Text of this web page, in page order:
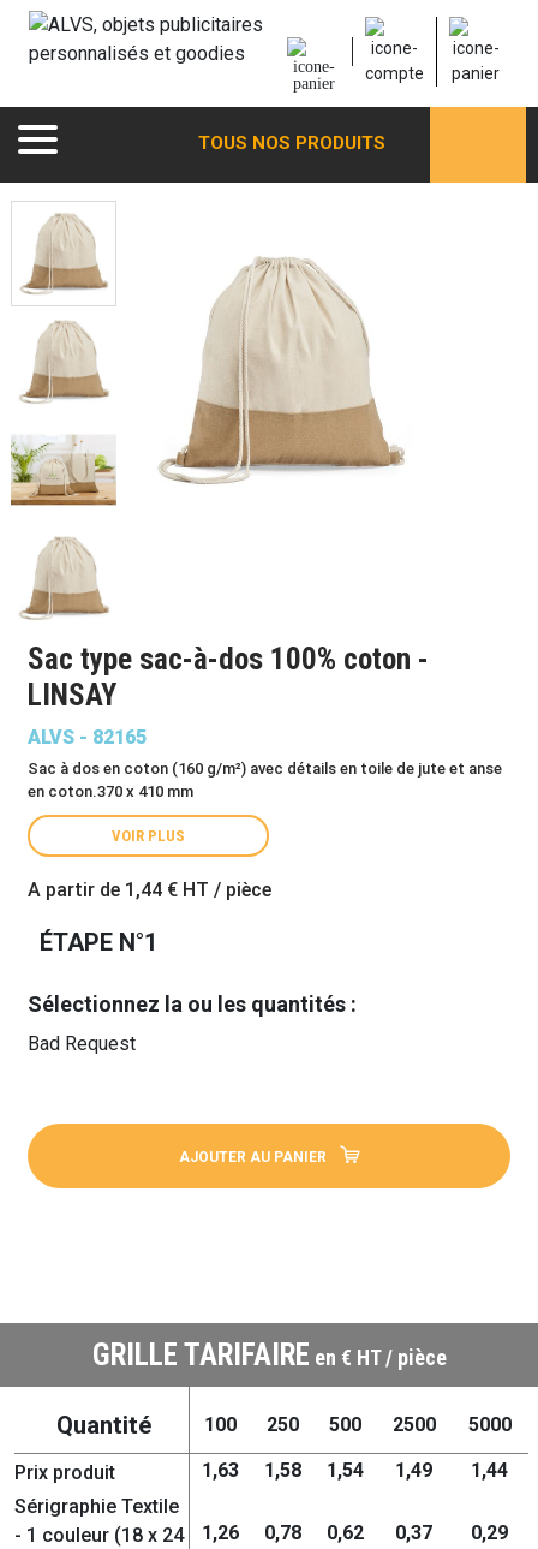
TOUS NOS PRODUITS
Sac type sac-à-dos 100% coton -
LINSAY
ALVS - 82165
Sac à dos en coton (160 g/m²) avec détails en toile de jute et anse
en coton.370 x 410 mm
VOIR PLUS
A partir de 1,44 € HT / pièce
ÉTAPE N°1
Sélectionnez la ou les quantités :
Bad Request
AJOUTER AU PANIER
GRILLE TARIFAIRE en € HT / pièce
Quantité 100 250 500 2500 5000
Prix produit 1,63 1,58 1,54 1,49
1,44
Sérigraphie Textile
- 1 couleur (18 x 24
1,26 0,78 0,62 0,37 0,29